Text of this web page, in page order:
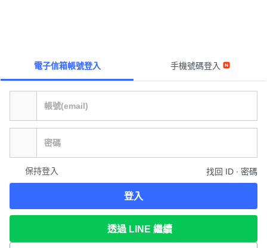
電子信箱帳號登入 手機號碼登入
保持登入 找回 ID ∙ 密碼
登入
透過 LINE 繼續